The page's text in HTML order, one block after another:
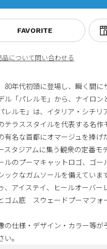
品について問い合わせる
FAVORITE
年代初頭に登場し、瞬く間に
ル「パレルモ」から、ナイロ
ルモ」は、イタリア・シチリ
テラススタイルを代表する名
有名な首都にオマージュを捧
スタジアムに集う観衆の定番
ルのプーマキャットロゴ、ゴ
ックなガムソールを備えてい
アイステイ、ヒールオーバ
ゴム底 スウェードプーマフ
の仕様・デザイン・カラー等が
。